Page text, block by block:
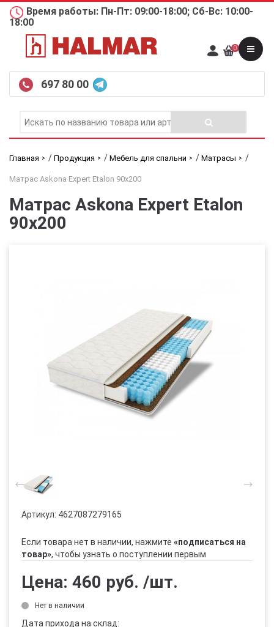
Время работы: Пн-Пт: 09:00-18:00; Сб-Вс: 10:00-
18:00
697 80 00
0
Главная / Продукция / Мебель для спальни / Матрасы /
Матрас Askona Expert Etalon 90х200
Матрас Askona Expert Etalon
90х200
Артикул: 4627087279165
Если товара нет в наличии, нажмите «подписаться на
товар», чтобы узнать о поступлении первым
Цена: 460 руб. /шт.
Нет в наличии
Дата прихода на склад: